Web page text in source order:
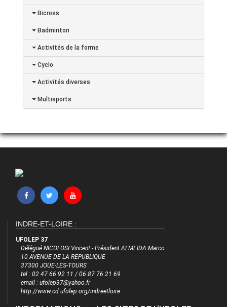
Bicross
Badminton
Activités de la forme
Cyclo
Activités diverses
Multisports
INDRE-ET-LOIRE :
UFOLEP 37
Délégué NICOLOSI Vincent - Président ALMEIDA Marco
10 AVENUE DE LA REPUBLIQUE
37300 JOUE-LES-TOURS
tel : 02 47 66 92 11 / 06 87 76 21 69
email : ufolep37@yahoo.fr
http://www.cd.ufolep.org/indreetloire